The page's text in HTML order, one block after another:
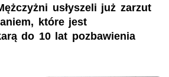
usłyszeli już zarzut
które jest
do 10 lat pozbawienia